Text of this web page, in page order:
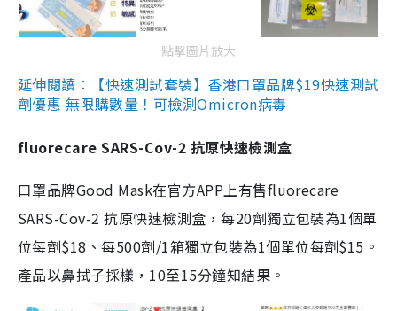
點擊圖片放大
延伸閱讀：【快速測試套裝】香港口罩品牌$19快速測試
劑優惠 無限購數量！可檢測Omicron病毒
fluorecare SARS-Cov-2 抗原快速檢測盒
口罩品牌Good Mask在官方APP上有售fluorecare
SARS-Cov-2 抗原快速檢測盒，每20劑獨立包裝為1個單
位每劑$18、每500劑/1箱獨立包裝為1個單位每劑$15。
產品以鼻拭子採樣，10至15分鐘知結果。